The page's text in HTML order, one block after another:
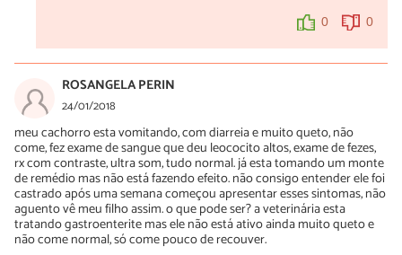
0 0
ROSANGELA PERIN
24/01/2018
meu cachorro esta vomitando, com diarreia e muito queto, não
come, fez exame de sangue que deu leococito altos, exame de fezes,
rx com contraste, ultra som, tudo normal. já esta tomando um monte
de remédio mas não está fazendo efeito. não consigo entender ele foi
castrado após uma semana começou apresentar esses sintomas, não
aguento vê meu filho assim. o que pode ser? a veterinária esta
tratando gastroenterite mas ele não está ativo ainda muito queto e
não come normal, só come pouco de recouver.